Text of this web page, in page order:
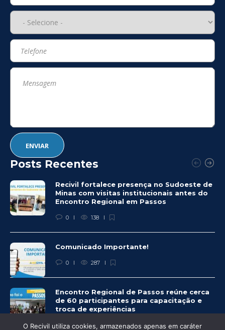
Posts Recentes
Recivil fortalece presença no Sudoeste de
Minas com visitas institucionais antes do
Encontro Regional em Passos
0 138
Comunicado Importante!
0 287
Encontro Regional de Passos reúne cerca
de 60 participantes para capacitação e
troca de experiências
0 278
O Recivil utiliza cookies, armazenados apenas em caráter